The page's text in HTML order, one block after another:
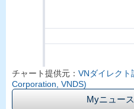
チャート提供元： VNダイレク
Corporation, VNDS)
Myニュー